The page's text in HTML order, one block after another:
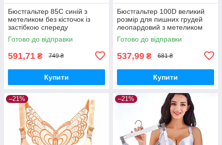
Бюстгальтер 85C синій з
метеликом без кісточок із
застібкою спереду
Готово до відправки
591,71 ₴ 749 ₴
Купити
Бюстгальтер 100D великий
розмір для пишних грудей
леопардовий з метеликом
без кісточок із застібкою
спереду
Готово до відправки
537,99 ₴ 681 ₴
Купити
–21% –21%